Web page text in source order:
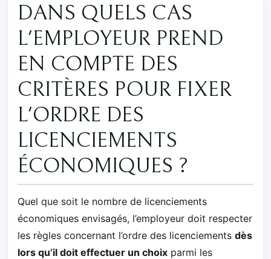
DANS QUELS CAS
L'EMPLOYEUR PREND
EN COMPTE DES
CRITÈRES POUR FIXER
L'ORDRE DES
LICENCIEMENTS
ÉCONOMIQUES ?
Quel que soit le nombre de licenciements
économiques envisagés, l’employeur doit respecter
les règles concernant l’ordre des licenciements dès
lors qu’il doit effectuer un choix parmi les